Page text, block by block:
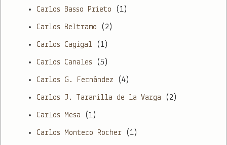
Carlos Basso Prieto (1)
Carlos Beltramo (2)
Carlos Cagigal (1)
Carlos Canales (5)
Carlos G. Fernández (4)
Carlos J. Taranilla de la Varga (2)
Carlos Mesa (1)
Carlos Montero Rocher (1)